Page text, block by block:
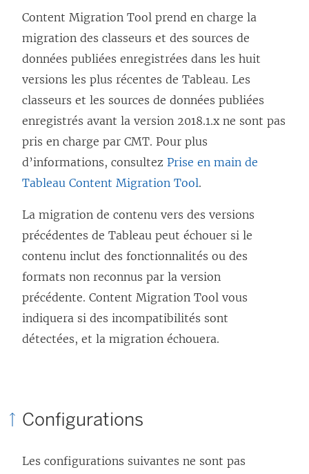
Content Migration Tool prend en charge la
migration des classeurs et des sources de
données publiées enregistrées dans les huit
versions les plus récentes de Tableau. Les
classeurs et les sources de données publiées
enregistrés avant la version 2018.1.x ne sont pas
pris en charge par CMT. Pour plus
d’informations, consultez Prise en main de
Tableau Content Migration Tool.
La migration de contenu vers des versions
précédentes de Tableau peut échouer si le
contenu inclut des fonctionnalités ou des
formats non reconnus par la version
précédente. Content Migration Tool vous
indiquera si des incompatibilités sont
détectées, et la migration échouera.
Configurations
Les configurations suivantes ne sont pas